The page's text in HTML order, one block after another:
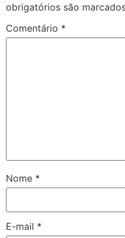
obrigatórios são
Comentário *
Nome *
E-mail *